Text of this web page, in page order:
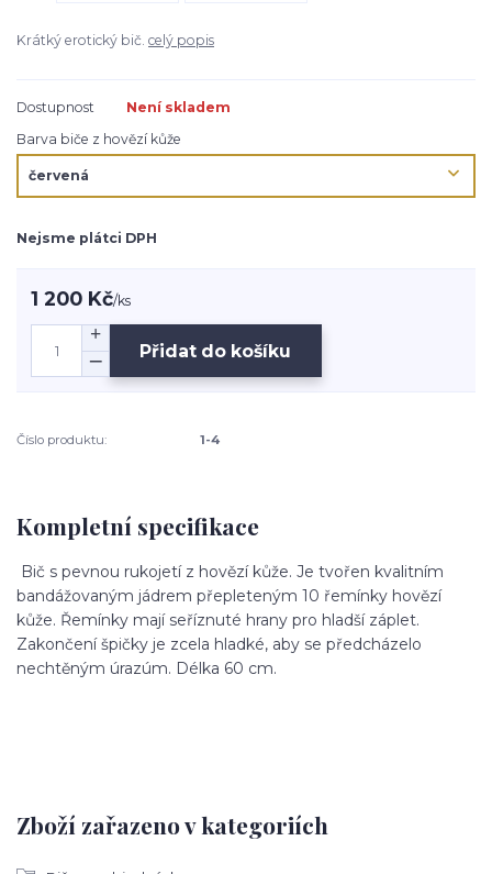
Krátký erotický bič. celý popis
Dostupnost
Není skladem
Barva biče z hovězí kůže
Nejsme plátci DPH
1 200 Kč/ks
Přidat do košíku
Číslo produktu: 1-4
Kompletní specifikace
Bič s pevnou rukojetí z hovězí kůže. Je tvořen kvalitním
bandážovaným jádrem přepleteným 10 řemínky hovězí
kůže. Řemínky mají seříznuté hrany pro hladší záplet.
Zakončení špičky je zcela hladké, aby se předcházelo
nechtěným úrazúm. Délka 60 cm.
Zboží zařazeno v kategoriích